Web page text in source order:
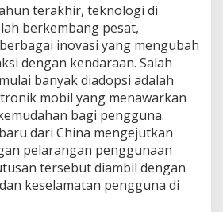
terakhir, teknologi di
berkembang pesat,
inovasi yang mengubah
dengan kendaraan. Salah
banyak diadopsi adalah
mobil yang menawarkan
bagi pengguna.
dari China mengejutkan
pelarangan penggunaan
tersebut diambil dengan
keselamatan pengguna di